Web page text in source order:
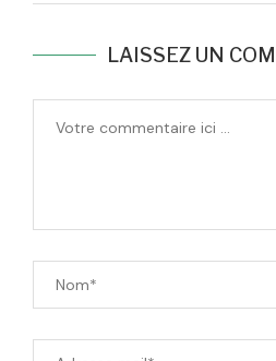
LAISSEZ UN